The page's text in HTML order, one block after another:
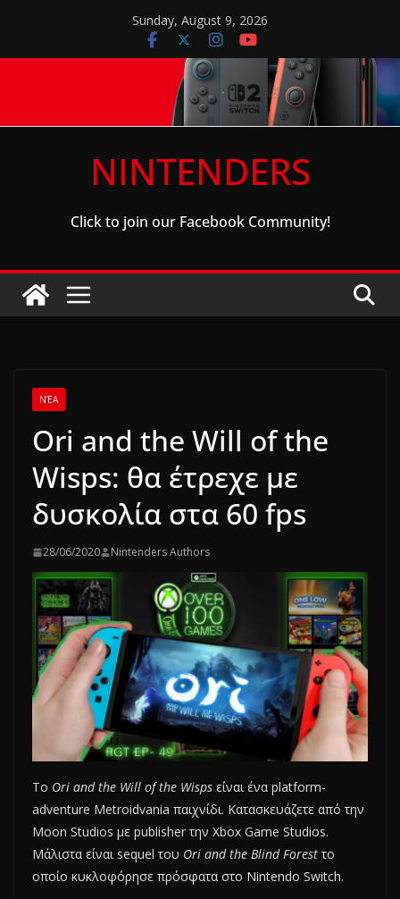
content
Sunday, August 9, 2026
NINTENDERS
Click to join our Facebook Community!
ΝΈΑ
Ori and the Will of the
Wisps: θα έτρεχε με
δυσκολία στα 60 fps
28/06/2020 Nintenders Authors
Το Ori and the Will of the Wisps είναι ένα platform-
adventure Metroidvania παιχνίδι. Κατασκευάζετε από την
Moon Studios με publisher την Xbox Game Studios.
Μάλιστα είναι sequel του Ori and the Blind Forest το
οποίο κυκλοφόρησε πρόσφατα στο Nintendo Switch.